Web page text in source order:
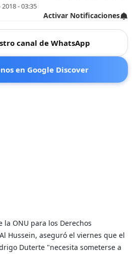
- 03:35
Activar Notificaciones
canal de WhatsApp
en Google Discover
la ONU para los Derechos
Hussein, aseguró el viernes que el
Duterte "necesita someterse a